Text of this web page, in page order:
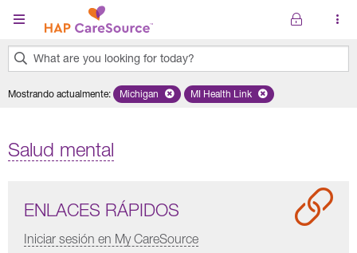
Pasar al contenido principal
What are you looking for today?
results
Mostrando actualmente: Remove selected state 'Michigan'
Michigan Remove selected plan 'MI
MI Health Link
Salud mental
ENLACES RÁPIDOS
Iniciar sesión en My CareSource